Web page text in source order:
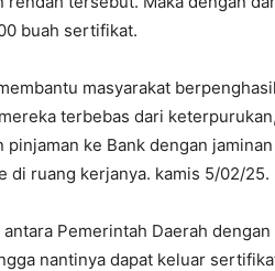
buah sertifikat.
masyarakat
terbebas dari
ke Bank dengan
di ruang kerjanya. kamis 5/02/25.
Pemerintah Daerah dengan
nantinya dapat keluar